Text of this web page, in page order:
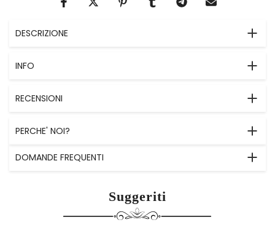
DESCRIZIONE
INFO
RECENSIONI
PERCHE' NOI?
DOMANDE FREQUENTI
Suggeriti